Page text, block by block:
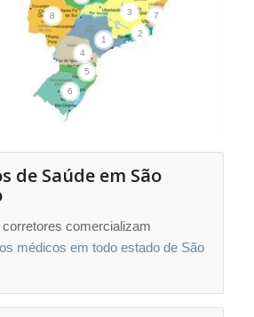
1
2
3
4
5
6
7
8
de Saúde em São
comercializam
médicos em todo estado de São